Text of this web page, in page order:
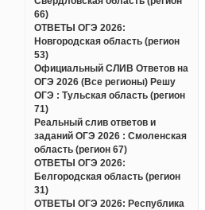
66)
ОТВЕТЫ ОГЭ 2026:
Новгородская область (регион
53)
Официальный СЛИВ Ответов на
ОГЭ 2026 (Все регионы) Решу
ОГЭ : Тульская область (регион
71)
Реальный слив ответов и
заданий ОГЭ 2026 : Смоленская
область (регион 67)
ОТВЕТЫ ОГЭ 2026:
Белгородская область (регион
31)
ОТВЕТЫ ОГЭ 2026: Республика